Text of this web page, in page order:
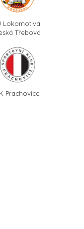
Lokomotiva
Třebová
Prachovice